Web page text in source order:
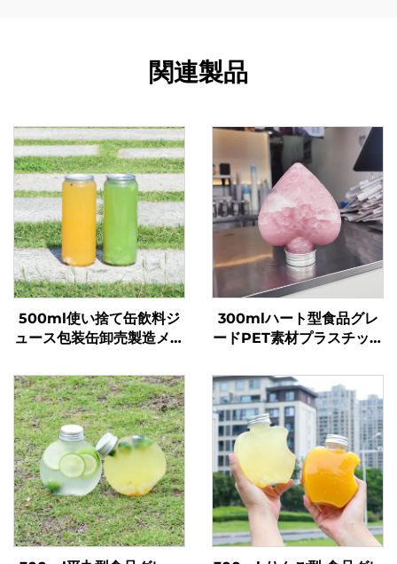
関連製品
500ml使い捨て缶飲料ジ
ュース包装缶卸売製造メー
300mlハート型食品グレ
ードPET素材プラスチック
ンク用ホットセール